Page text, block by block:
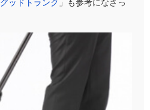
グッドトランク 」も参考になさっ